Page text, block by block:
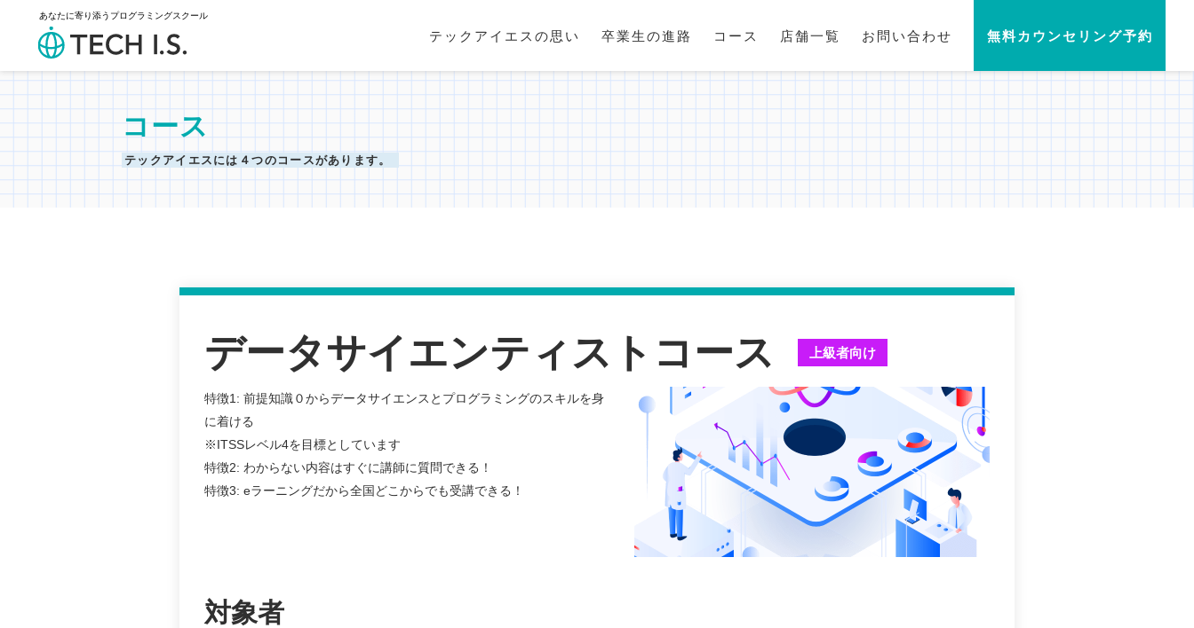
あなたに寄り添うプログラミングスクール
テックアイエスの思い 卒業生の進路 コース 店舗一覧 お問い合わせ 無料カウンセリング予約
コース
テックアイエスには ４つのコースがあります。
データサイエンティストコース 上級者向け
特徴1: 前提知識０からデータサイエンスとプログラミングのスキルを身
に着ける
※ITSSレベル4を目標としています
特徴2: わからない内容はすぐに講師に質問できる！
特徴3: eラーニングだから全国どこからでも受講できる！
対象者